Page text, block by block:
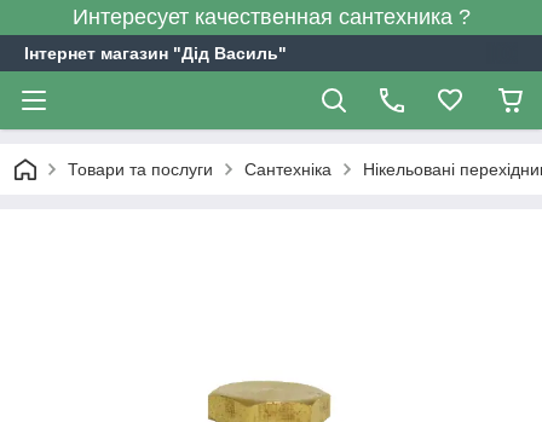
Интересует качественная сантехника ?
Інтернет магазин "Дід Василь"
Товари та послуги Сантехніка Нікельовані